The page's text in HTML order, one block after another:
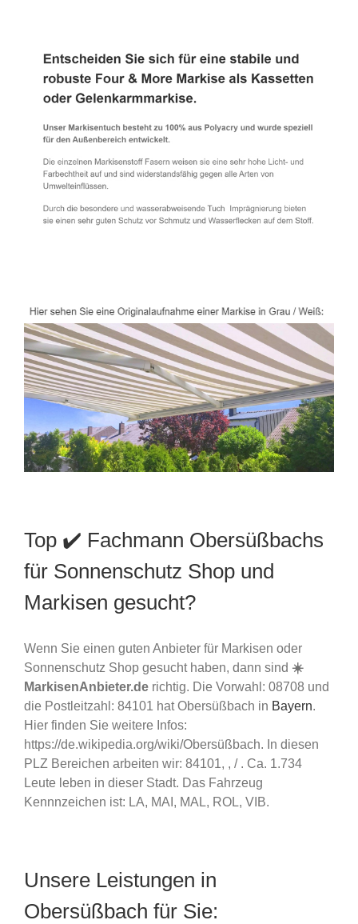
Top ✔️ Fachmann Obersüßbachs
für Sonnenschutz Shop und
Markisen gesucht?
Wenn Sie einen guten Anbieter für Markisen oder
Sonnenschutz Shop gesucht haben, dann sind ☀️
MarkisenAnbieter.de richtig. Die Vorwahl: 08708 und
die Postleitzahl: 84101 hat Obersüßbach in Bayern.
Hier finden Sie weitere Infos:
https://de.wikipedia.org/wiki/Obersüßbach. In diesen
PLZ Bereichen arbeiten wir: 84101, , / . Ca. 1.734
Leute leben in dieser Stadt. Das Fahrzeug
Kennnzeichen ist: LA, MAI, MAL, ROL, VIB.
Unsere Leistungen in
Obersüßbach für Sie: